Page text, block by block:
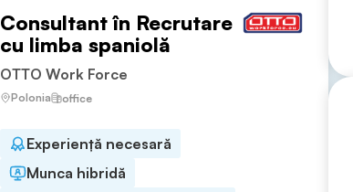
Consultant în Recrutare
cu limba spaniolă
OTTO Work Force
Polonia office
Experiență necesară
Munca hibridă